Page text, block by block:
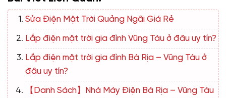
Sửa Điện Mặt Trời Quảng Ngãi Giá Rẻ
Lắp điện mặt trời gia đình Vũng Tàu ở đâu uy tín?
Lắp điện mặt trời gia đình Bà Rịa – Vũng Tàu ở
đâu uy tín?
【Danh Sách】Nhà Máy Điện Bà Rịa – Vũng Tàu